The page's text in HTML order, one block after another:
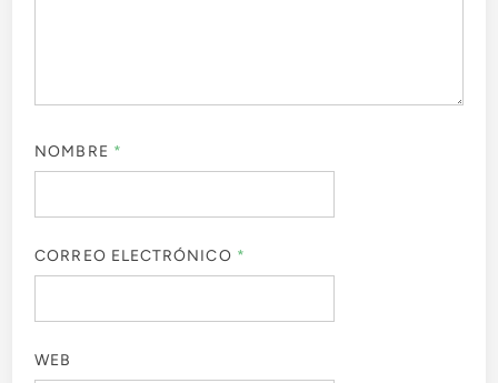
NOMBRE *
CORREO ELECTRÓNICO *
WEB